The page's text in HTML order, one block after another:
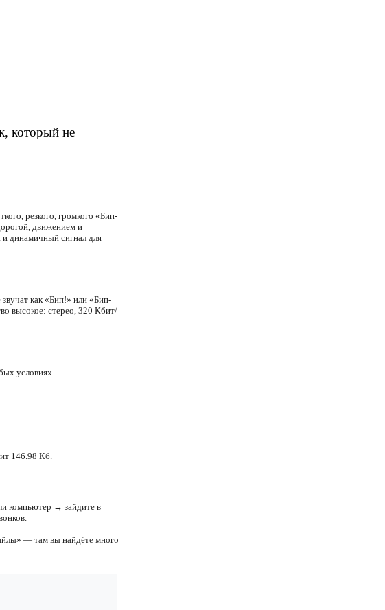
который не
резкого, громкого «Бип-
движением и
динамичный сигнал для
как «Бип!» или «Бип-
высокое: стерео, 320 Кбит/
условиях.
146.98 Кб.
компьютер → зайдите в
— там вы найдёте много